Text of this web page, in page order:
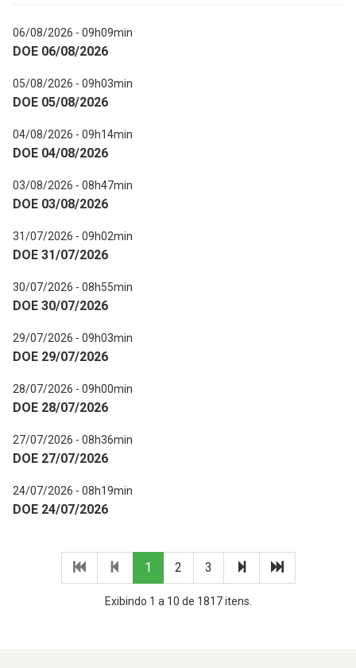
06/08/2026 - 09h09min
DOE 06/08/2026
05/08/2026 - 09h03min
DOE 05/08/2026
04/08/2026 - 09h14min
DOE 04/08/2026
03/08/2026 - 08h47min
DOE 03/08/2026
31/07/2026 - 09h02min
DOE 31/07/2026
30/07/2026 - 08h55min
DOE 30/07/2026
29/07/2026 - 09h03min
DOE 29/07/2026
28/07/2026 - 09h00min
DOE 28/07/2026
27/07/2026 - 08h36min
DOE 27/07/2026
24/07/2026 - 08h19min
DOE 24/07/2026
Primeira
página
Página
anterior
1 (página
atual)
2 (página
atual)
3 (página
atual)
Próxima
página
Última
página
Exibindo 1 a 10 de 1817 itens.